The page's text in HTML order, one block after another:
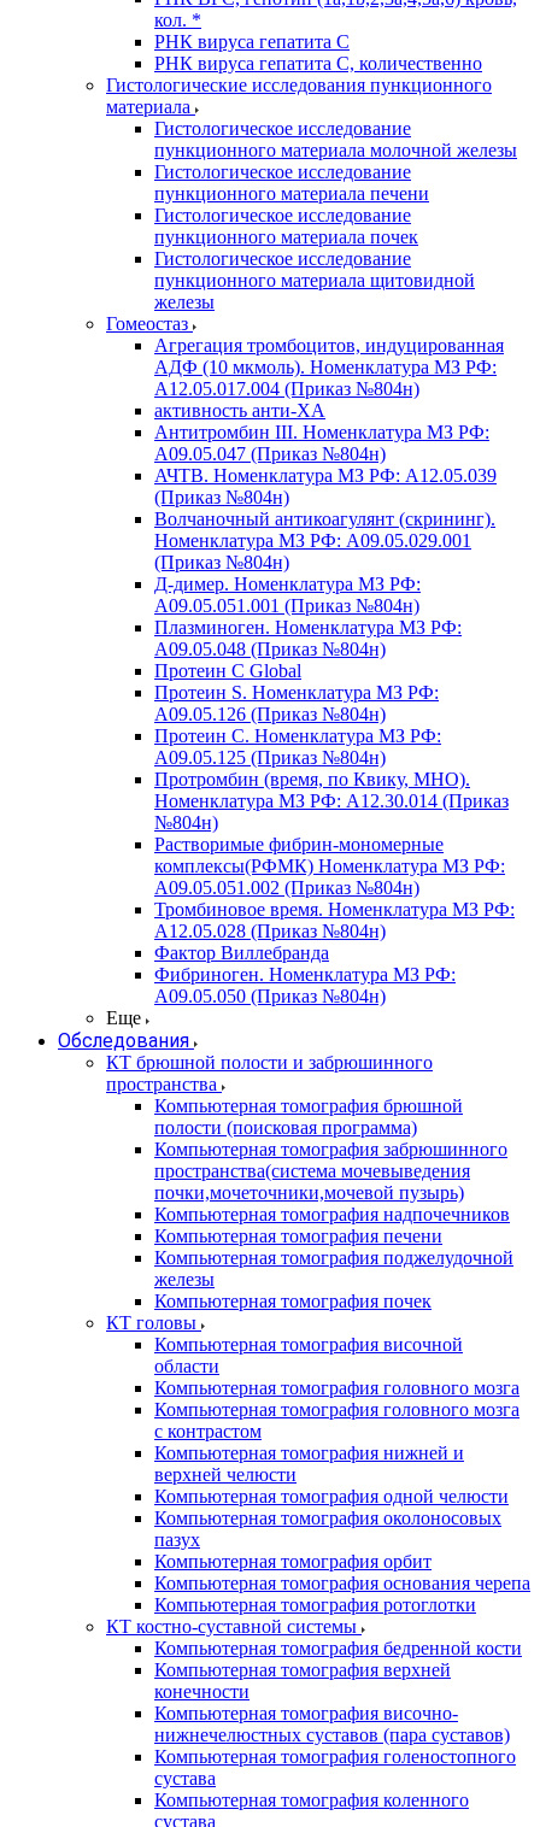
кол. *
РНК вируса гепатита C
РНК вируса гепатита C, количественно
Гистологические исследования пункционного
материала
Гистологическое исследование
пункционного материала молочной железы
Гистологическое исследование
пункционного материала печени
Гистологическое исследование
пункционного материала почек
Гистологическое исследование
пункционного материала щитовидной
железы
Гомеостаз
Агрегация тромбоцитов, индуцированная
АДФ (10 мкмоль). Номенклатура МЗ РФ:
A12.05.017.004 (Приказ №804н)
активность анти-ХА
Антитромбин III. Номенклатура МЗ РФ:
A09.05.047 (Приказ №804н)
АЧТВ. Номенклатура МЗ РФ: A12.05.039
(Приказ №804н)
Волчаночный антикоагулянт (скрининг).
Номенклатура МЗ РФ: A09.05.029.001
(Приказ №804н)
Д-димер. Номенклатура МЗ РФ:
A09.05.051.001 (Приказ №804н)
Плазминоген. Номенклатура МЗ РФ:
A09.05.048 (Приказ №804н)
Протеин C Global
Протеин S. Номенклатура МЗ РФ:
A09.05.126 (Приказ №804н)
Протеин С. Номенклатура МЗ РФ:
A09.05.125 (Приказ №804н)
Протромбин (время, по Квику, МНО).
Номенклатура МЗ РФ: A12.30.014 (Приказ
№804н)
Растворимые фибрин-мономерные
комплексы(РФМК) Номенклатура МЗ РФ:
A09.05.051.002 (Приказ №804н)
Тромбиновое время. Номенклатура МЗ РФ:
A12.05.028 (Приказ №804н)
Фактор Виллебранда
Фибриноген. Номенклатура МЗ РФ:
A09.05.050 (Приказ №804н)
Еще
Обследования
КТ брюшной полости и забрюшинного
пространства
Компьютерная томография брюшной
полости (поисковая программа)
Компьютерная томография забрюшинного
пространства(система мочевыведения
почки,мочеточники,мочевой пузырь)
Компьютерная томография надпочечников
Компьютерная томография печени
Компьютерная томография поджелудочной
железы
Компьютерная томография почек
КТ головы
Компьютерная томография височной
области
Компьютерная томография головного мозга
Компьютерная томография головного мозга
с контрастом
Компьютерная томография нижней и
верхней челюсти
Компьютерная томография одной челюсти
Компьютерная томография околоносовых
пазух
Компьютерная томография орбит
Компьютерная томография основания черепа
Компьютерная томография ротоглотки
КТ костно-суставной системы
Компьютерная томография бедренной кости
Компьютерная томография верхней
конечности
Компьютерная томография височно-
нижнечелюстных суставов (пара суставов)
Компьютерная томография голеностопного
сустава
Компьютерная томография коленного
сустава